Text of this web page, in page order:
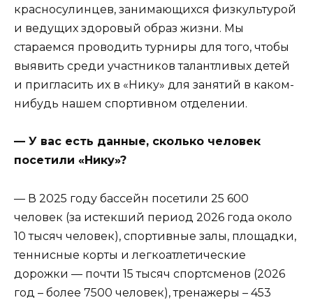
красносулинцев, занимающихся физкультурой
и ведущих здоровый образ жизни. Мы
стараемся проводить турниры для того, чтобы
выявить среди участников талантливых детей
и пригласить их в «Нику» для занятий в каком-
нибудь нашем спортивном отделении.
— У вас есть данные, сколько человек
посетили «Нику»?
— В 2025 году бассейн посетили 25 600
человек (за истекший период 2026 года около
10 тысяч человек), спортивные залы, площадки,
теннисные корты и легкоатлетические
дорожки — почти 15 тысяч спортсменов (2026
год – более 7500 человек), тренажеры – 453